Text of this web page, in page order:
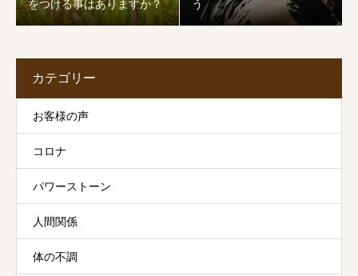
をつける事はありますか？ う
カテゴリー
お客様の声
コロナ
パワーストーン
人間関係
体の不調